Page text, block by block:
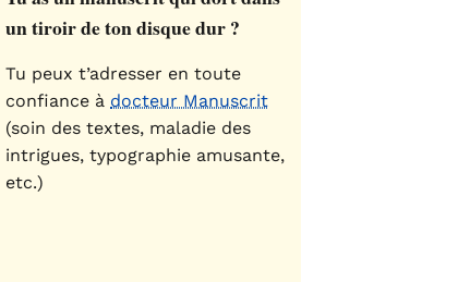
un tiroir de ton disque dur ?
Tu peux t’adresser en toute
confiance à docteur Manuscrit
(soin des textes, maladie des
intrigues, typographie amusante,
etc.)